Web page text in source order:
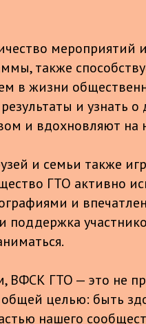
мероприятий
также
в жизни
результаты и узнать
и вдохновляют на
и семьи также
ГТО активно
и
поддержка
ВФСК ГТО — это не
общей целью: быть
нашего